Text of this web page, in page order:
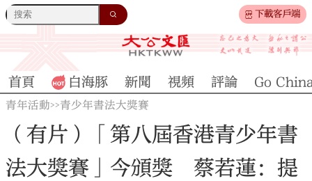
下載客戶端
首頁 白海豚 新聞 視頻 評論 Go
青年活動>>青少年書法大獎賽
（有片）「第八屆香港青少年書
法大獎賽」今頒獎 蔡若蓮：提